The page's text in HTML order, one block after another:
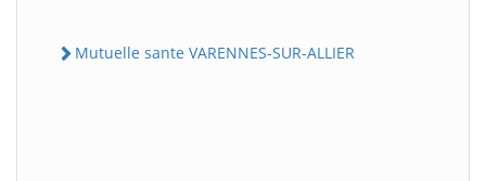
Mutuelle sante VARENNES-SUR-ALLIER